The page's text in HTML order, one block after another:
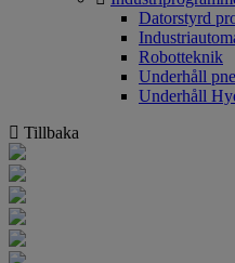
Datorstyrd
Robotteknik
Underhåll
Underhåll
Tillbaka